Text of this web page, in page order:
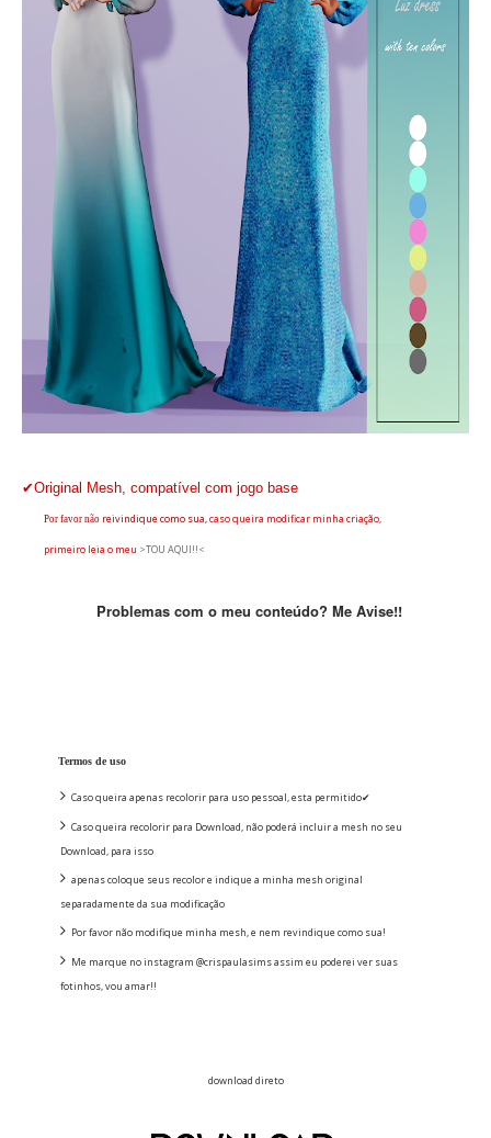
✔Original Mesh, compatível com jogo base
Por favor não reivindiquecomo sua,caso queira modificar minha criação,
primeiro leia o meu >TOU AQUI!!<
Problemas com o meu conteúdo? Me Avise!!
Termos de uso
Caso queira apenas recolorir para uso pessoal, esta permitido✔
Caso queira recolorir para Download, não poderá incluir a mesh no seu
Download, para isso
apenas coloque seus recolor e indique a minha mesh original
separadamente da sua modificação
Por favor não modifique minha mesh, e nem revindique como sua!
Me marque no instagram @crispaulasims assim eu poderei ver suas
fotinhos, vou amar!!
download direto